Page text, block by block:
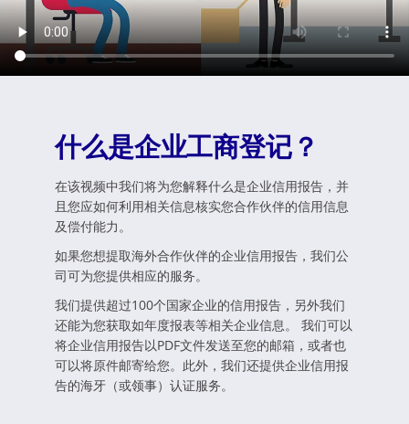
什么是企业工商登记？
在该视频中我们将为您解释什么是企业信用报告，并
且您应如何利用相关信息核实您合作伙伴的信用信息
及偿付能力。
如果您想提取海外合作伙伴的企业信用报告，我们公
司可为您提供相应的服务。
我们提供超过100个国家企业的信用报告，另外我们
还能为您获取如年度报表等相关企业信息。 我们可以
将企业信用报告以PDF文件发送至您的邮箱，或者也
可以将原件邮寄给您。此外，我们还提供企业信用报
告的海牙（或领事）认证服务。